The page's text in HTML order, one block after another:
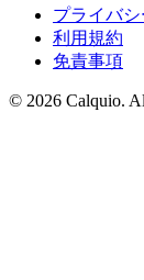
プライバ
利用規約
免責事項
© 2026 Calquio.